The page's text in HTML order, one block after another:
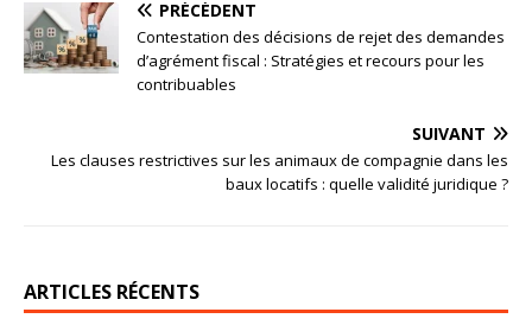
PRÉCÉDENT
Contestation des décisions de rejet des demandes
d’agrément fiscal : Stratégies et recours pour les
contribuables
SUIVANT
Les clauses restrictives sur les animaux de compagnie dans les
baux locatifs : quelle validité juridique ?
ARTICLES RÉCENTS